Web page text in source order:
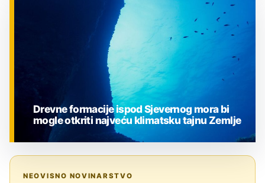
Drevne formacije ispod Sjevernog mora bi
mogle otkriti najveću klimatsku tajnu Zemlje
NEOVISNO NOVINARSTVO